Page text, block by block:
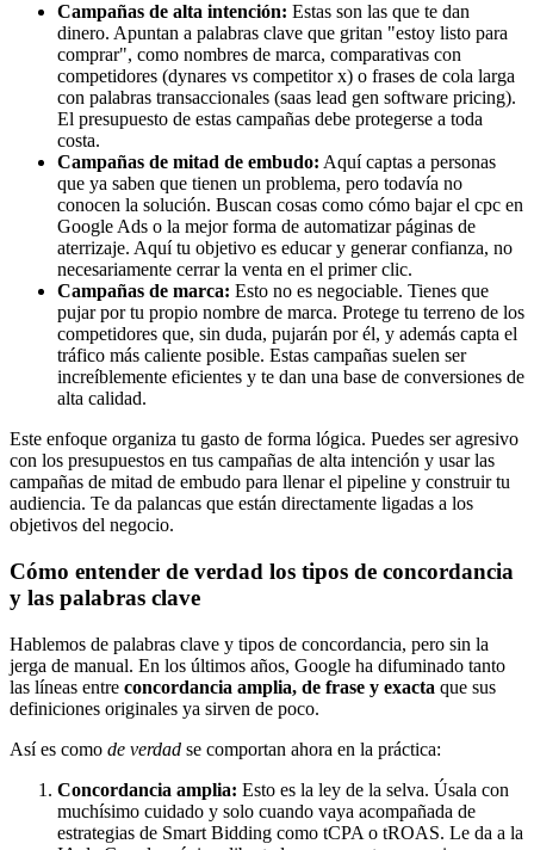
Campañas de alta intención: Estas son las que te dan
dinero. Apuntan a palabras clave que gritan "estoy listo para
comprar", como nombres de marca, comparativas con
competidores (dynares vs competitor x) o frases de cola larga
con palabras transaccionales (saas lead gen software pricing).
El presupuesto de estas campañas debe protegerse a toda
costa.
Campañas de mitad de embudo: Aquí captas a personas
que ya saben que tienen un problema, pero todavía no
conocen la solución. Buscan cosas como cómo bajar el cpc en
Google Ads o la mejor forma de automatizar páginas de
aterrizaje. Aquí tu objetivo es educar y generar confianza, no
necesariamente cerrar la venta en el primer clic.
Campañas de marca: Esto no es negociable. Tienes que
pujar por tu propio nombre de marca. Protege tu terreno de los
competidores que, sin duda, pujarán por él, y además capta el
tráfico más caliente posible. Estas campañas suelen ser
increíblemente eficientes y te dan una base de conversiones de
alta calidad.
Este enfoque organiza tu gasto de forma lógica. Puedes ser agresivo
con los presupuestos en tus campañas de alta intención y usar las
campañas de mitad de embudo para llenar el pipeline y construir tu
audiencia. Te da palancas que están directamente ligadas a los
objetivos del negocio.
Cómo entender de verdad los tipos de concordancia
y las palabras clave
Hablemos de palabras clave y tipos de concordancia, pero sin la
jerga de manual. En los últimos años, Google ha difuminado tanto
las líneas entre concordancia amplia, de frase y exacta que sus
definiciones originales ya sirven de poco.
Así es como de verdad se comportan ahora en la práctica:
Concordancia amplia: Esto es la ley de la selva. Úsala con
muchísimo cuidado y solo cuando vaya acompañada de
estrategias de Smart Bidding como tCPA o tROAS. Le da a la